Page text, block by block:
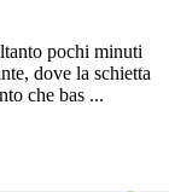
pochi minuti
dove la schietta
che bas ...